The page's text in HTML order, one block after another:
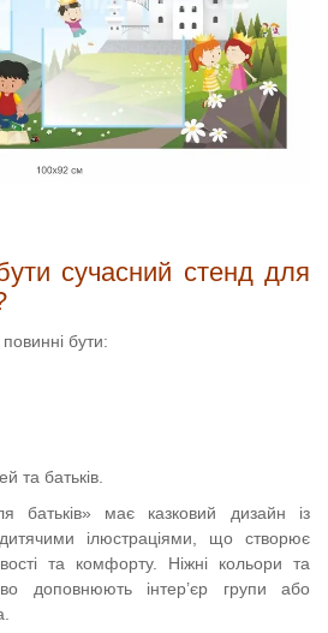
сучасний стенд для
бути:
та батьків.
батьків» має казковий дизайн із
ілюстраціями, що створює
та комфорту. Ніжні кольори та
доповнюють інтер’єр групи або